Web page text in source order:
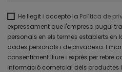
He llegit i accepto la Política de
expressament que l'empresa pugui
personals en els termes establerts
dades personals i de privadesa. I
consentiment lliure i exprés per rebre
informació comercial dels productes